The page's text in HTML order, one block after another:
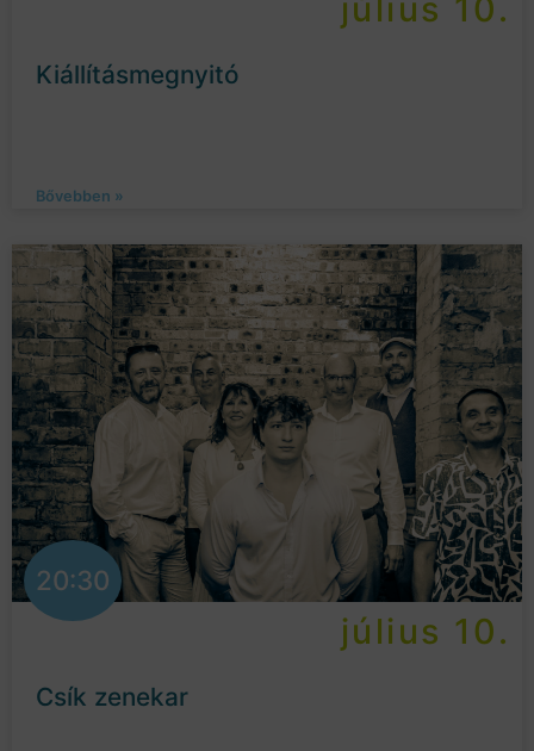
július 10.
Kiállításmegnyitó
Bővebben »
20:30
július 10.
Csík zenekar